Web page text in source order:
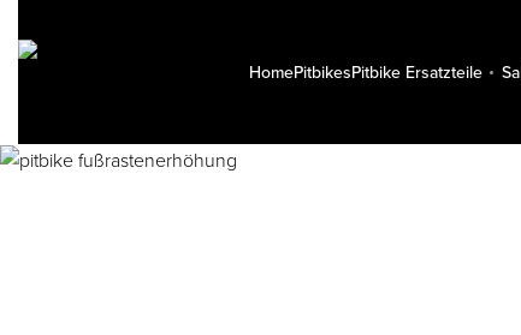
HomePitbikesPitbike Ersatzteile